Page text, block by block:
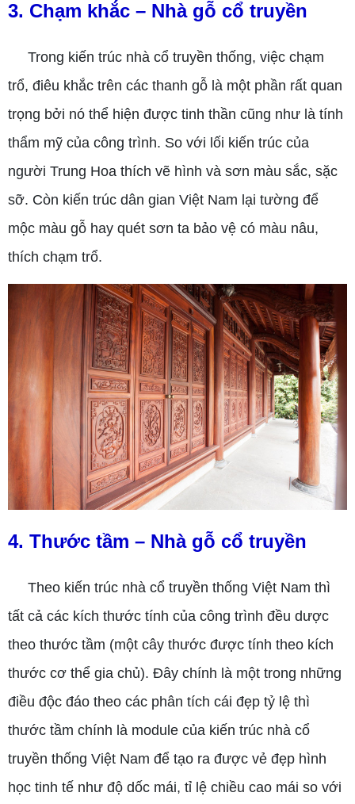
3. Chạm khắc – Nhà gỗ cổ truyền
Trong kiến trúc nhà cổ truyền thống, việc chạm
trổ, điêu khắc trên các thanh gỗ là một phần rất quan
trọng bởi nó thể hiện được tinh thần cũng như là tính
thẩm mỹ của công trình. So với lối kiến trúc của
người Trung Hoa thích vẽ hình và sơn màu sắc, sặc
sỡ. Còn kiến trúc dân gian Việt Nam lại tường để
mộc màu gỗ hay quét sơn ta bảo vệ có màu nâu,
thích chạm trổ.
4. Thước tầm – Nhà gỗ cổ truyền
Theo kiến trúc nhà cổ truyền thống Việt Nam thì
tất cả các kích thước tính của công trình đều dược
theo thước tầm (một cây thước được tính theo kích
thước cơ thể gia chủ). Đây chính là một trong những
điều độc đáo theo các phân tích cái đẹp tỷ lệ thì
thước tầm chính là module của kiến trúc nhà cổ
truyền thống Việt Nam để tạo ra được vẻ đẹp hình
học tinh tế như độ dốc mái, tỉ lệ chiều cao mái so với